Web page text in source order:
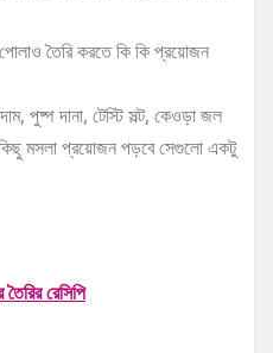
তৈরি করতে কি কি প্রয়োজন
পুষ্প দানা, টেস্টি সল্ট, কেওড়া জল
মসলা প্রয়োজন পড়বে সেগুলো একটু
তৈরির রেসিপি